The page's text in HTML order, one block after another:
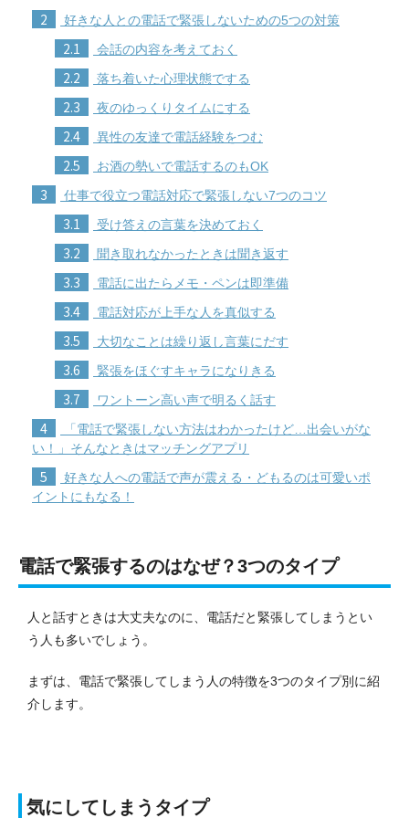
2 好きな人との電話で緊張しないための5つの対策
2.1 会話の内容を考えておく
2.2 落ち着いた心理状態でする
2.3 夜のゆっくりタイムにする
2.4 異性の友達で電話経験をつむ
2.5 お酒の勢いで電話するのもOK
3 仕事で役立つ電話対応で緊張しない7つのコツ
3.1 受け答えの言葉を決めておく
3.2 聞き取れなかったときは聞き返す
3.3 電話に出たらメモ・ペンは即準備
3.4 電話対応が上手な人を真似する
3.5 大切なことは繰り返し言葉にだす
3.6 緊張をほぐすキャラになりきる
3.7 ワントーン高い声で明るく話す
4
「電話で緊張しない方法はわかったけど…出会いがな
い！」そんなときはマッチングアプリ
5
好きな人への電話で声が震える・どもるのは可愛いポ
イントにもなる！
電話で緊張するのはなぜ？3つのタイプ
人と話すときは大丈夫なのに、電話だと緊張してしまうとい
う人も多いでしょう。
まずは、電話で緊張してしまう人の特徴を3つのタイプ別に紹
介します。
気にしてしまうタイプ